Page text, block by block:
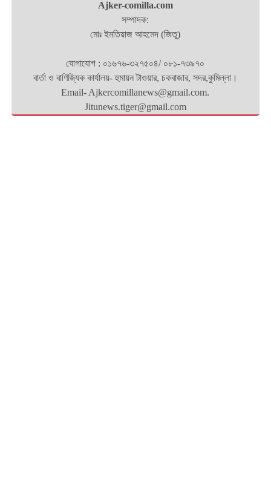
Ajker-comilla.com
সম্পাদক:
মোঃ ইমতিয়াজ আহমেদ (জিতু)
যোগাযোগ : ০১৬৭৬-৩২৭৫০৪/ ০৮১-৭৩৯৭০
বার্তা ও বাণিজ্যিক কার্যালয়- হুমায়ন টাওয়ার, চকবাজার, সদর,কুমিল্লা।
Email- Ajkercomillanews@gmail.com.
Jitunews.tiger@gmail.com